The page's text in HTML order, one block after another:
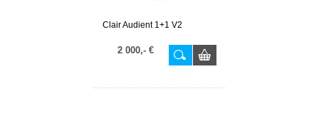
Clair Audient 1+1 V2
2 000,- €